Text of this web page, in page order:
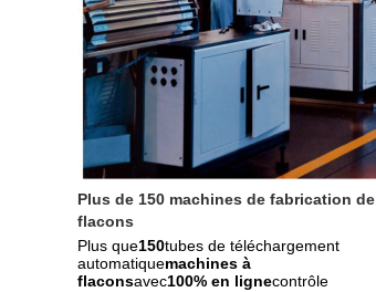
Plus de 150 machines de fabrication de
flacons
Plus que150tubes de téléchargement
automatiquemachines à
flaconsavec100% en lignecontrôle